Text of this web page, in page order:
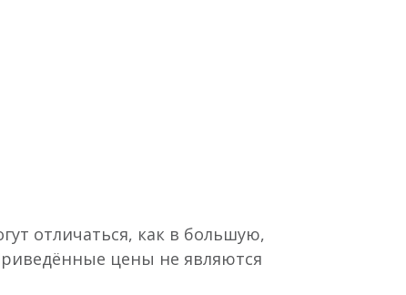
отличаться, как в большую,
цены не являются